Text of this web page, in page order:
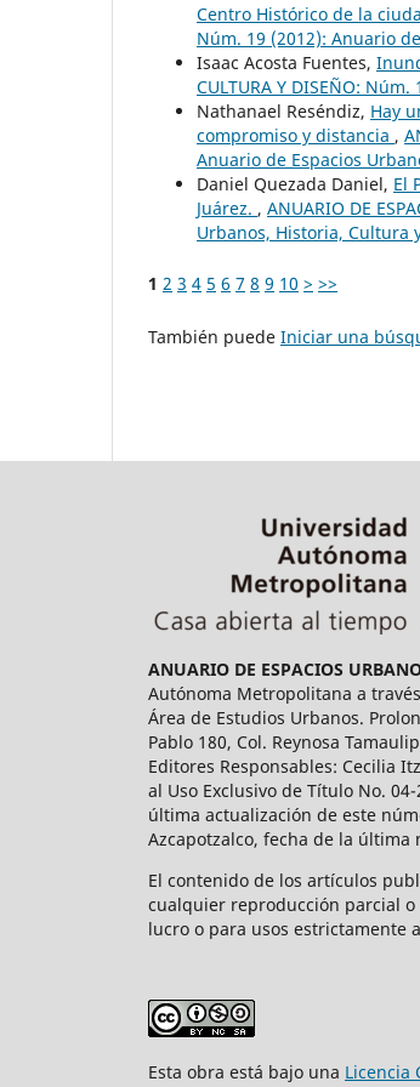
Centro Histórico de la
Núm. 19 (2012): Anuario
Isaac Acosta Fuentes,
CULTURA Y DISEÑO:
Nathanael Reséndiz, Hay
compromiso y distancia ,
Anuario de Espacios
Daniel Quezada Daniel, El
Juárez. , ANUARIO DE
Urbanos, Historia, Cultura
1 2 3 4 5 6 7 8 9 10 > >>
También puede Iniciar una
ANUARIO DE ESPACIOS
Autónoma Metropolitana a
Área de Estudios Urbanos.
Pablo 180, Col. Reynosa
Editores Responsables: Cecilia
al Uso Exclusivo de Título No.
última actualización de este
Azcapotzalco, fecha de la última
El contenido de los artículos
cualquier reproducción parcial
lucro o para usos estrictamente
Esta obra está bajo una Licencia